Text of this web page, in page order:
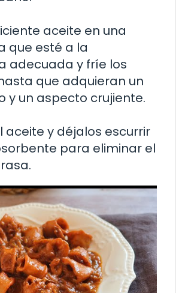
aceite en una
que esté a la
adecuada y fríe los
que adquieran un
y un aspecto crujiente.
aceite y déjalos escurrir
para eliminar el